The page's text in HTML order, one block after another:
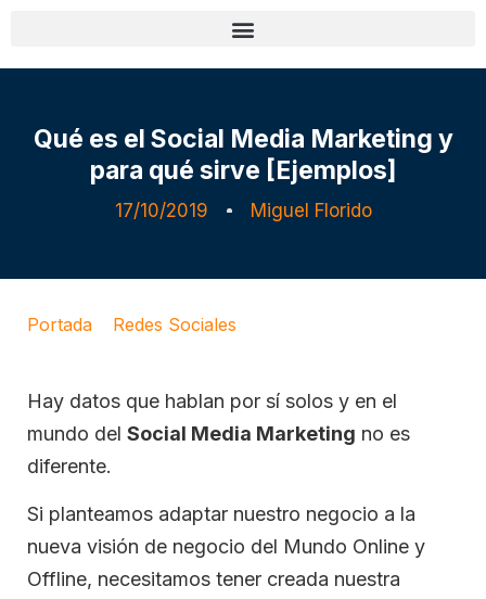
Qué es el Social Media Marketing y
para qué sirve [Ejemplos]
17/10/2019 Miguel Florido
Portada Redes Sociales
Hay datos que hablan por sí solos y en el
mundo del Social Media Marketing no es
diferente.
Si planteamos adaptar nuestro negocio a la
nueva visión de negocio del Mundo Online y
Offline, necesitamos tener creada nuestra